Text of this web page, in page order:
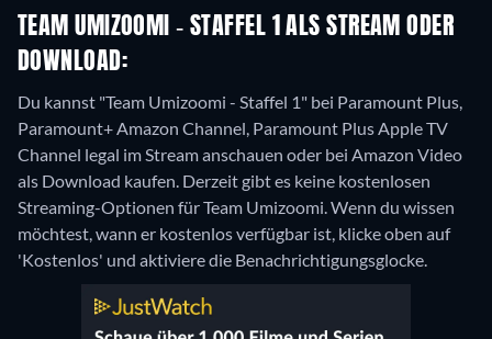
TEAM UMIZOOMI - STAFFEL 1 ALS STREAM ODER
DOWNLOAD:
Du kannst "Team Umizoomi - Staffel 1" bei Paramount Plus,
Paramount+ Amazon Channel, Paramount Plus Apple TV
Channel legal im Stream anschauen oder bei Amazon Video
als Download kaufen. Derzeit gibt es keine kostenlosen
Streaming-Optionen für Team Umizoomi. Wenn du wissen
möchtest, wann er kostenlos verfügbar ist, klicke oben auf
'Kostenlos' und aktiviere die Benachrichtigungsglocke.